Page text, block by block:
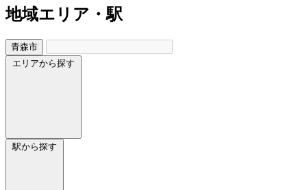
地域エリア・駅
青森市
エリアから探す
駅から探す